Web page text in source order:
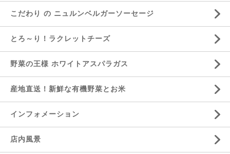
こだわり の ニュルンベルガーソーセージ
とろ～り！ラクレットチーズ
野菜の王様 ホワイトアスパラガス
産地直送！新鮮な有機野菜とお米
インフォメーション
店内風景